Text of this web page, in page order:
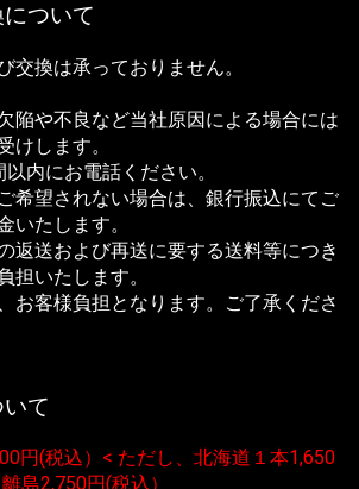
ついて
交換は承っておりません。
陥や不良など当社原因による場合には
けします。
内にお電話ください。
希望されない場合は、銀行振込にてご
いたします。
返送および再送に要する送料等につき
担いたします。
お客様負担となります。ご了承くださ
て
円(税込）< ただし、北海道１本1,650
島2,750円(税込）